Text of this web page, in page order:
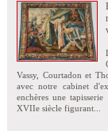
Vassy, Courtadon et
avec notre cabinet
enchères une
XVIIe siècle figurant...